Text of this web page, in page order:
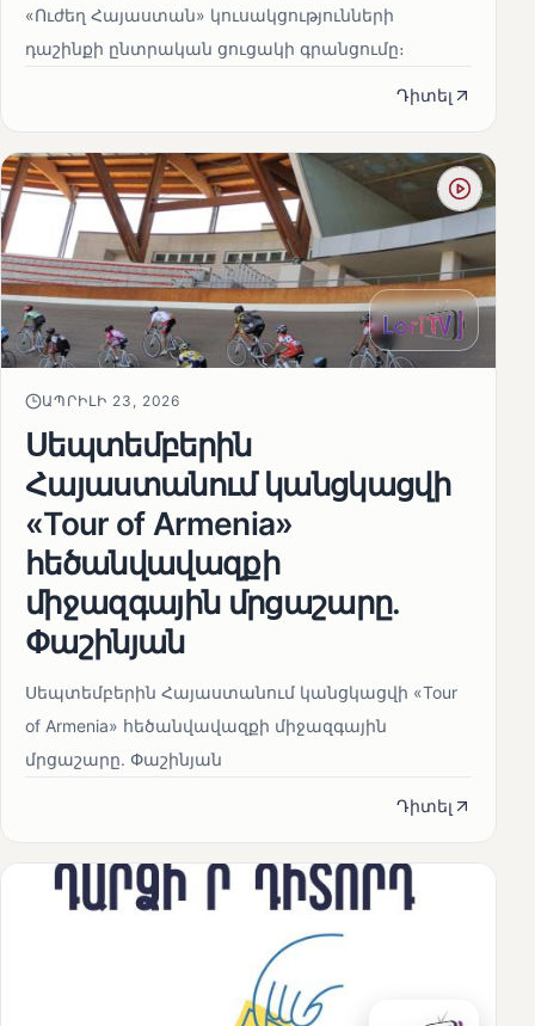
«Ուժեղ Հայաստան» կուսակցությունների
դաշինքի ընտրական ցուցակի գրանցումը։
Դիտել
ԱՊՐԻԼԻ 23, 2026
Սեպտեմբերին
Հայաստանում կանցկացվի
«Tour of Armenia»
հեծանվավազքի
միջազգային մրցաշարը.
Փաշինյան
Սեպտեմբերին Հայաստանում կանցկացվի «Tour
of Armenia» հեծանվավազքի միջազգային
մրցաշարը. Փաշինյան
Դիտել